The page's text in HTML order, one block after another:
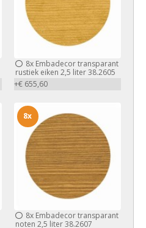
8xEmbadecor transparant
rustiek eiken 2,5 liter 38.2605
+€ 655,60
8xEmbadecor transparant
noten 2,5 liter 38.2607
8x